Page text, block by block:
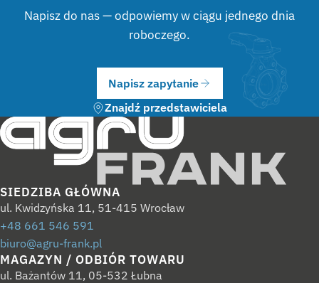
Napisz do nas — odpowiemy w ciągu jednego dnia
roboczego.
Napisz zapytanie
Znajdź przedstawiciela
SIEDZIBA GŁÓWNA
ul. Kwidzyńska 11, 51-415 Wrocław
+48 661 546 591
biuro@agru-frank.pl
MAGAZYN / ODBIÓR TOWARU
ul. Bażantów 11, 05-532 Łubna